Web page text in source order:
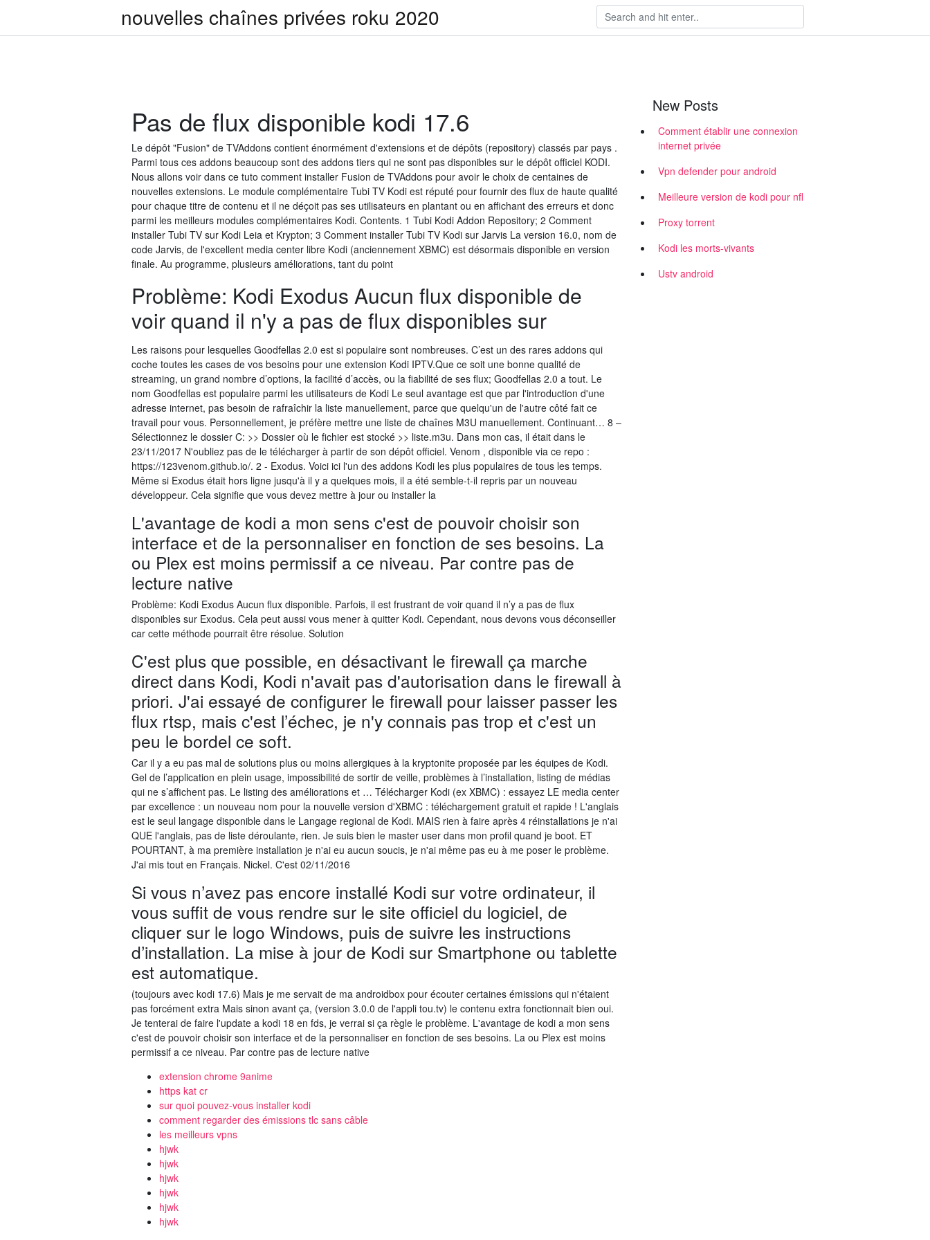
nouvelles chaînes privées roku 2020
Pas de flux disponible kodi 17.6
Le dépôt "Fusion" de TVAddons contient énormément d'extensions et de dépôts (repository) classés par pays .
Parmi tous ces addons beaucoup sont des addons tiers qui ne sont pas disponibles sur le dépôt officiel KODI.
Nous allons voir dans ce tuto comment installer Fusion de TVAddons pour avoir le choix de centaines de
nouvelles extensions. Le module complémentaire Tubi TV Kodi est réputé pour fournir des flux de haute qualité
pour chaque titre de contenu et il ne déçoit pas ses utilisateurs en plantant ou en affichant des erreurs et donc
parmi les meilleurs modules complémentaires Kodi. Contents. 1 Tubi Kodi Addon Repository; 2 Comment
installer Tubi TV sur Kodi Leia et Krypton; 3 Comment installer Tubi TV Kodi sur Jarvis La version 16.0, nom de
code Jarvis, de l'excellent media center libre Kodi (anciennement XBMC) est désormais disponible en version
finale. Au programme, plusieurs améliorations, tant du point
Problème: Kodi Exodus Aucun flux disponible de
voir quand il n'y a pas de flux disponibles sur
Les raisons pour lesquelles Goodfellas 2.0 est si populaire sont nombreuses. C’est un des rares addons qui
coche toutes les cases de vos besoins pour une extension Kodi IPTV.Que ce soit une bonne qualité de
streaming, un grand nombre d’options, la facilité d’accès, ou la fiabilité de ses flux; Goodfellas 2.0 a tout. Le
nom Goodfellas est populaire parmi les utilisateurs de Kodi Le seul avantage est que par l'introduction d'une
adresse internet, pas besoin de rafraîchir la liste manuellement, parce que quelqu'un de l'autre côté fait ce
travail pour vous. Personnellement, je préfère mettre une liste de chaînes M3U manuellement. Continuant… 8 –
Sélectionnez le dossier C: >> Dossier où le fichier est stocké >> liste.m3u. Dans mon cas, il était dans le
23/11/2017 N'oubliez pas de le télécharger à partir de son dépôt officiel. Venom , disponible via ce repo :
https://123venom.github.io/. 2 - Exodus. Voici ici l'un des addons Kodi les plus populaires de tous les temps.
Même si Exodus était hors ligne jusqu'à il y a quelques mois, il a été semble-t-il repris par un nouveau
développeur. Cela signifie que vous devez mettre à jour ou installer la
L'avantage de kodi a mon sens c'est de pouvoir choisir son
interface et de la personnaliser en fonction de ses besoins. La
ou Plex est moins permissif a ce niveau. Par contre pas de
lecture native
Problème: Kodi Exodus Aucun flux disponible. Parfois, il est frustrant de voir quand il n’y a pas de flux
disponibles sur Exodus. Cela peut aussi vous mener à quitter Kodi. Cependant, nous devons vous déconseiller
car cette méthode pourrait être résolue. Solution
C'est plus que possible, en désactivant le firewall ça marche
direct dans Kodi, Kodi n'avait pas d'autorisation dans le firewall à
priori. J'ai essayé de configurer le firewall pour laisser passer les
flux rtsp, mais c'est l’échec, je n'y connais pas trop et c'est un
peu le bordel ce soft.
Car il y a eu pas mal de solutions plus ou moins allergiques à la kryptonite proposée par les équipes de Kodi.
Gel de l’application en plein usage, impossibilité de sortir de veille, problèmes à l’installation, listing de médias
qui ne s’affichent pas. Le listing des améliorations et … Télécharger Kodi (ex XBMC) : essayez LE media center
par excellence : un nouveau nom pour la nouvelle version d'XBMC : téléchargement gratuit et rapide ! L'anglais
est le seul langage disponible dans le Langage regional de Kodi. MAIS rien à faire après 4 réinstallations je n'ai
QUE l'anglais, pas de liste déroulante, rien. Je suis bien le master user dans mon profil quand je boot. ET
POURTANT, à ma première installation je n'ai eu aucun soucis, je n'ai même pas eu à me poser le problème.
J'ai mis tout en Français. Nickel. C'est 02/11/2016
Si vous n’avez pas encore installé Kodi sur votre ordinateur, il
vous suffit de vous rendre sur le site officiel du logiciel, de
cliquer sur le logo Windows, puis de suivre les instructions
d’installation. La mise à jour de Kodi sur Smartphone ou tablette
est automatique.
(toujours avec kodi 17.6) Mais je me servait de ma androidbox pour écouter certaines émissions qui n'étaient
pas forcément extra Mais sinon avant ça, (version 3.0.0 de l'appli tou.tv) le contenu extra fonctionnait bien oui.
Je tenterai de faire l'update a kodi 18 en fds, je verrai si ça règle le problème. L'avantage de kodi a mon sens
c'est de pouvoir choisir son interface et de la personnaliser en fonction de ses besoins. La ou Plex est moins
permissif a ce niveau. Par contre pas de lecture native
extension chrome 9anime
https kat cr
sur quoi pouvez-vous installer kodi
comment regarder des émissions tlc sans câble
les meilleurs vpns
hjwk
hjwk
hjwk
hjwk
hjwk
hjwk
New Posts
Comment établir une connexion
internet privée
Vpn defender pour android
Meilleure version de kodi pour nfl
Proxy torrent
Kodi les morts-vivants
Ustv android